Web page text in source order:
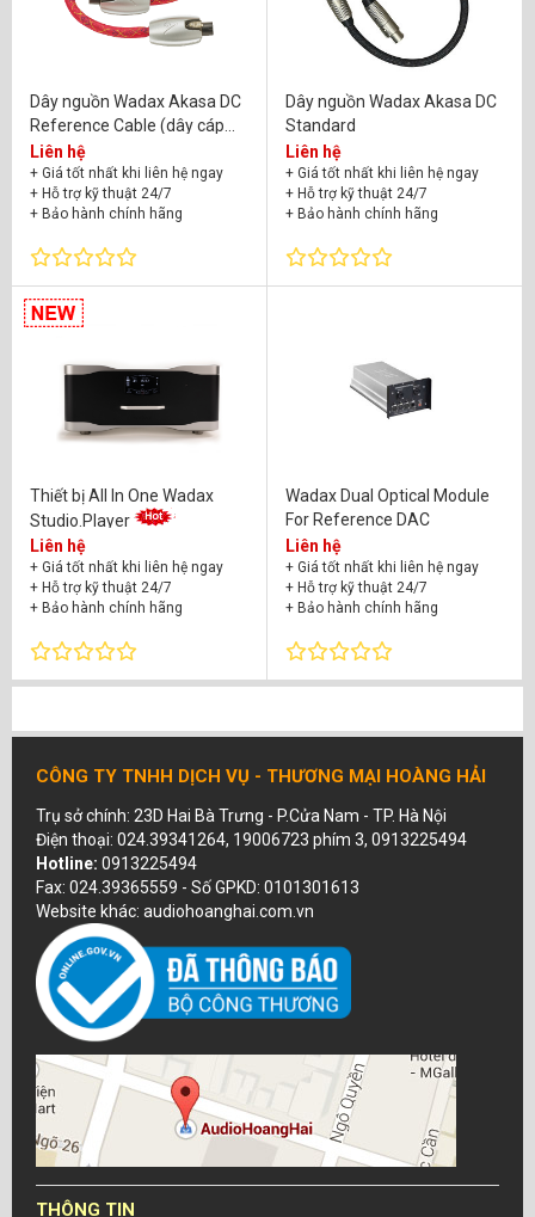
Dây nguồn Wadax Akasa DC
Reference Cable (dây cáp
nguồn từ Reference PSU đến
Reference
Server/Transport)
Liên hệ
+ Giá tốt nhất khi liên hệ ngay
+ Hỗ trợ kỹ thuật 24/7
+ Bảo hành chính hãng
Dây nguồn Wadax Akasa DC
Standard
Liên hệ
+ Giá tốt nhất khi liên hệ ngay
+ Hỗ trợ kỹ thuật 24/7
+ Bảo hành chính hãng
Thiết bị All In One Wadax
Studio.Player
Liên hệ
+ Giá tốt nhất khi liên hệ ngay
+ Hỗ trợ kỹ thuật 24/7
+ Bảo hành chính hãng
Wadax Dual Optical Module
For Reference DAC
Liên hệ
+ Giá tốt nhất khi liên hệ ngay
+ Hỗ trợ kỹ thuật 24/7
+ Bảo hành chính hãng
CÔNG TY TNHH DỊCH VỤ - THƯƠNG MẠI HOÀNG HẢI
Trụ sở chính: 23D Hai Bà Trưng - P.Cửa Nam - TP. Hà Nội
Điện thoại: 024.39341264, 19006723 phím 3, 0913225494
Hotline: 0913225494
Fax: 024.39365559 - Số GPKD: 0101301613
Website khác: audiohoanghai.com.vn
THÔNG TIN